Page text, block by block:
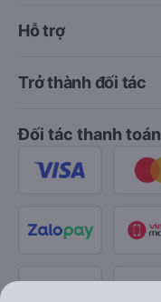
Hỗ trợ
Trở thành đối tác
Đối tác thanh toán